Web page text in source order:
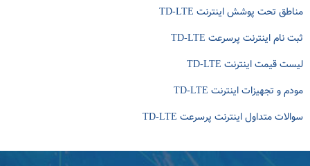
مناطق تحت پوشش اینترنت TD-LTE
ثبت نام اینترنت پرسرعت TD-LTE
لیست قیمت اینترنت TD-LTE
مودم و تجهیزات اینترنت TD-LTE
سوالات متداول اینترنت پرسرعت TD-LTE